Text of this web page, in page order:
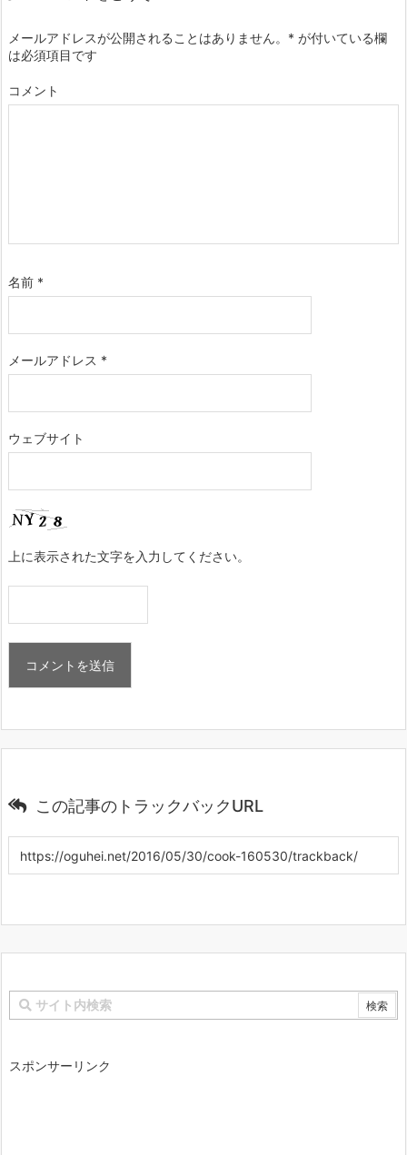
メールアドレスが公開されることはありません。 * が付いている欄
は必須項目です
コメント
名前 *
メールアドレス *
ウェブサイト
上に表示された文字を入力してください。
この記事のトラックバックURL
スポンサーリンク